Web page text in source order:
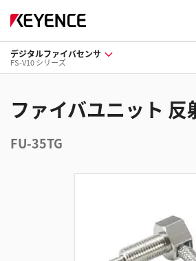
デジタルファイバセンサ
FS-V10 シリーズ
ファイバユニット 反
FU-35TG